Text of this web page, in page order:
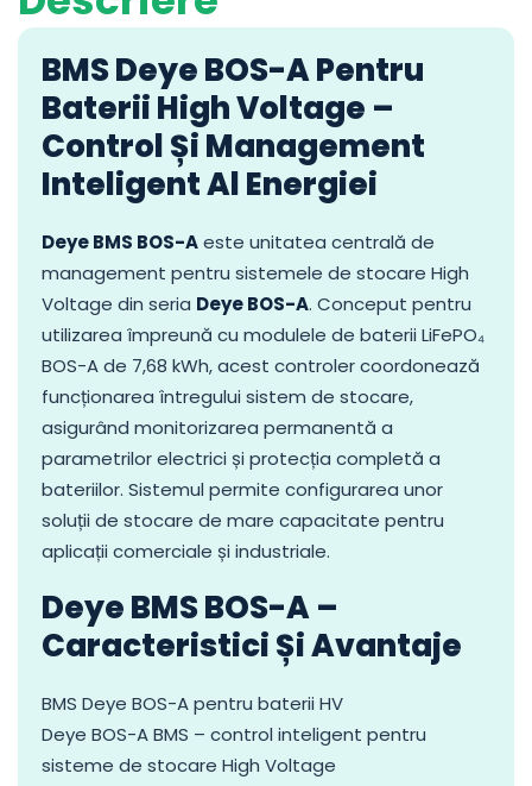
BMS Deye BOS-A Pentru
Baterii High Voltage –
Control Și Management
Inteligent Al Energiei
Deye BMS BOS-Aeste unitatea centrală de
management pentru sistemele de stocare High
Voltage din seria Deye BOS-A. Conceput pentru
utilizarea împreună cu modulele de baterii LiFePO₄
BOS-A de 7,68 kWh, acest controler coordonează
funcționarea întregului sistem de stocare,
asigurând monitorizarea permanentă a
parametrilor electrici și protecția completă a
bateriilor. Sistemul permite configurarea unor
soluții de stocare de mare capacitate pentru
aplicații comerciale și industriale.
Deye BMS BOS-A –
Caracteristici Și Avantaje
BMS Deye BOS-A pentru baterii HV
Deye BOS-A BMS – control inteligent pentru
sisteme de stocare High Voltage